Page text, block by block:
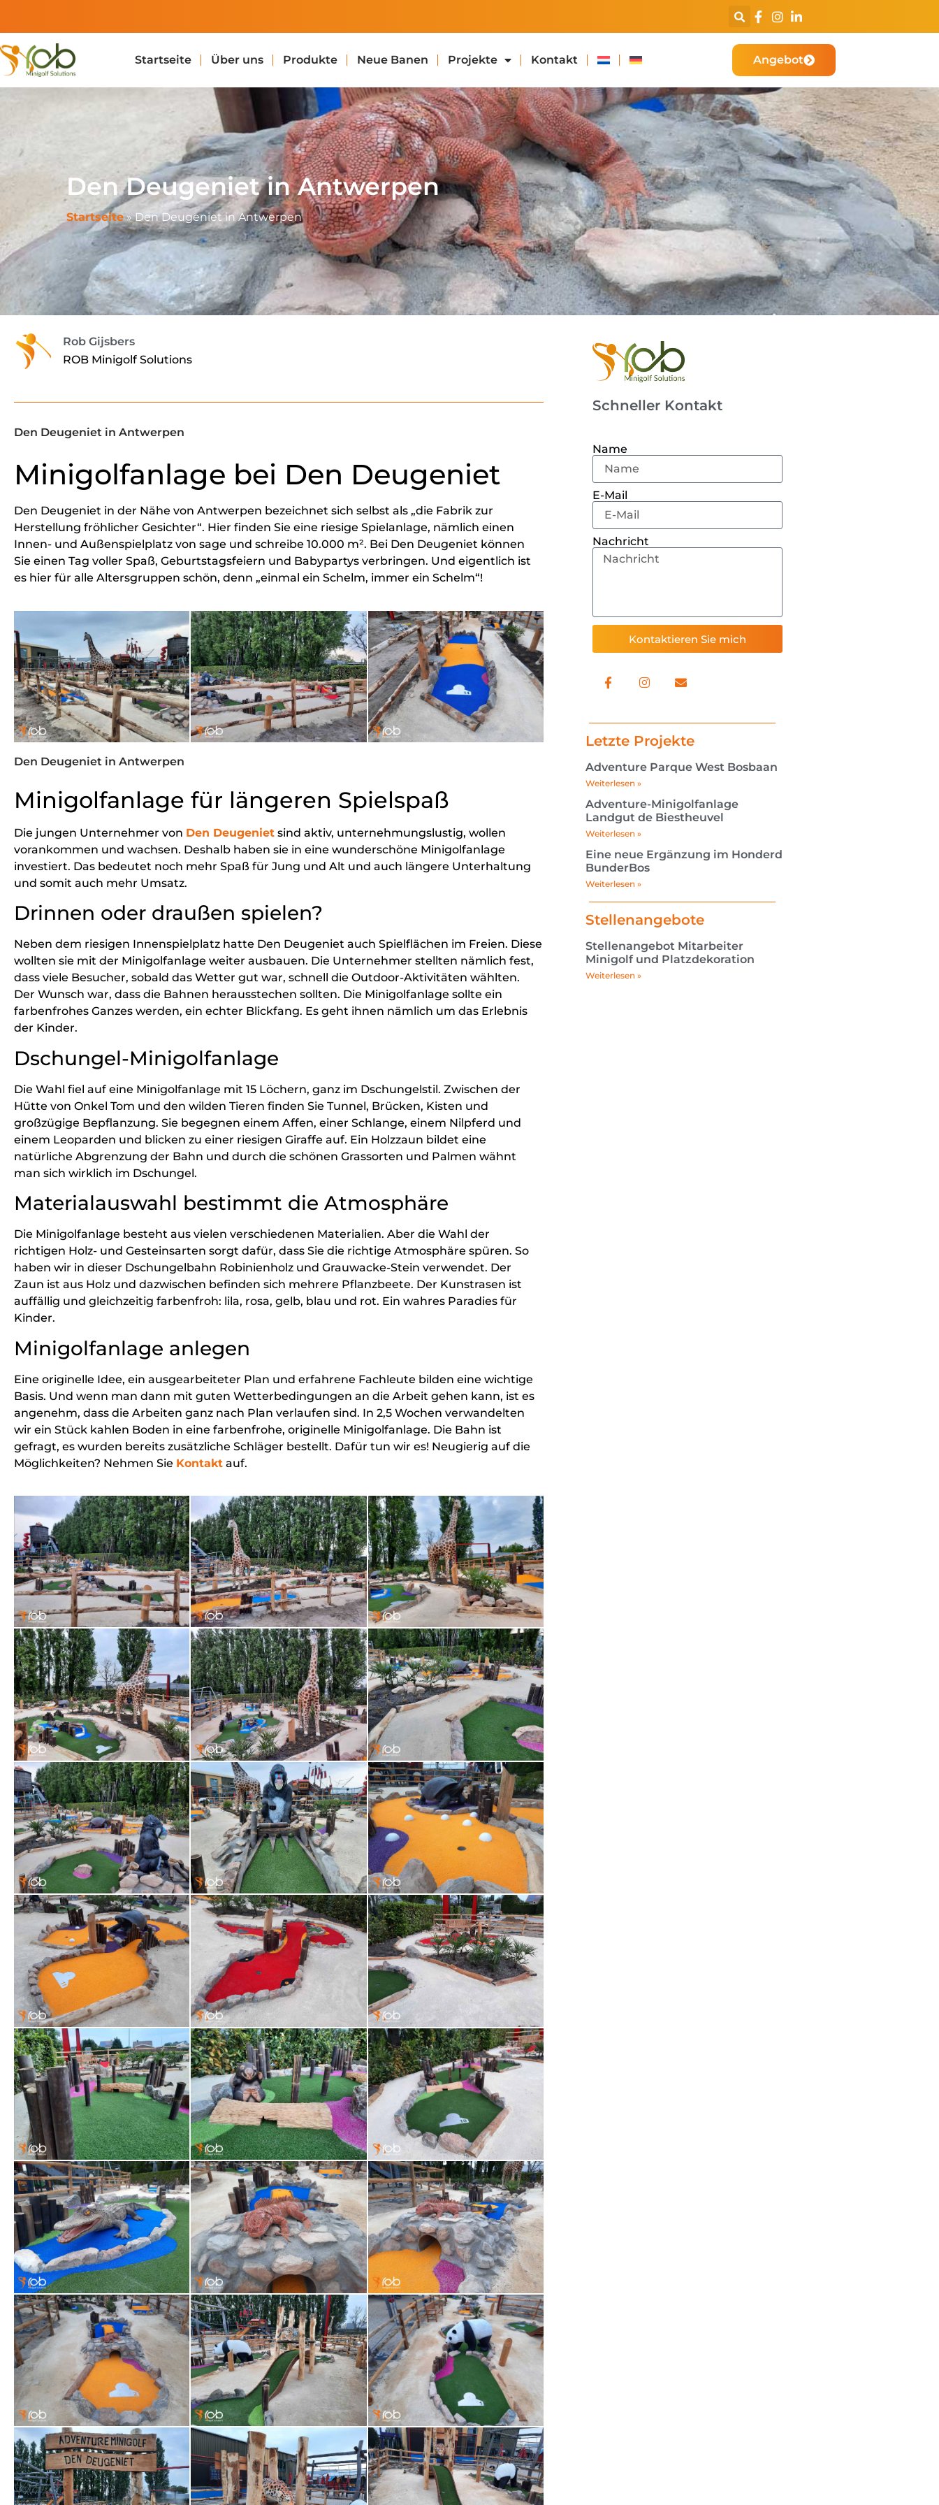
Maßgeschneiderte
Minigolfanlagen
Der führende Minigolf-Anlagenbauer in
den Benelux-Ländern
Startseite Über uns Produkte Neue Banen Projekte Kontakt Angebot
Den Deugeniet in Antwerpen
Startseite»Den Deugeniet in Antwerpen
Rob Gijsbers
ROB Minigolf Solutions
Den Deugeniet in Antwerpen
Minigolfanlage bei Den Deugeniet
Den Deugeniet in der Nähe von Antwerpen bezeichnet sich selbst als „die Fabrik zur
Herstellung fröhlicher Gesichter“. Hier finden Sie eine riesige Spielanlage, nämlich einen
Innen- und Außenspielplatz von sage und schreibe 10.000 m². Bei Den Deugeniet können
Sie einen Tag voller Spaß, Geburtstagsfeiern und Babypartys verbringen. Und eigentlich ist
es hier für alle Altersgruppen schön, denn „einmal ein Schelm, immer ein Schelm“!
Den Deugeniet in Antwerpen
Minigolfanlage für längeren Spielspaß
Die jungen Unternehmer von Den Deugeniet sind aktiv, unternehmungslustig, wollen
vorankommen und wachsen. Deshalb haben sie in eine wunderschöne Minigolfanlage
investiert. Das bedeutet noch mehr Spaß für Jung und Alt und auch längere Unterhaltung
und somit auch mehr Umsatz.
Drinnen oder draußen spielen?
Neben dem riesigen Innenspielplatz hatte Den Deugeniet auch Spielflächen im Freien. Diese
wollten sie mit der Minigolfanlage weiter ausbauen. Die Unternehmer stellten nämlich fest,
dass viele Besucher, sobald das Wetter gut war, schnell die Outdoor-Aktivitäten wählten.
Der Wunsch war, dass die Bahnen herausstechen sollten. Die Minigolfanlage sollte ein
farbenfrohes Ganzes werden, ein echter Blickfang. Es geht ihnen nämlich um das Erlebnis
der Kinder.
Dschungel-Minigolfanlage
Die Wahl fiel auf eine Minigolfanlage mit 15 Löchern, ganz im Dschungelstil. Zwischen der
Hütte von Onkel Tom und den wilden Tieren finden Sie Tunnel, Brücken, Kisten und
großzügige Bepflanzung. Sie begegnen einem Affen, einer Schlange, einem Nilpferd und
einem Leoparden und blicken zu einer riesigen Giraffe auf. Ein Holzzaun bildet eine
natürliche Abgrenzung der Bahn und durch die schönen Grassorten und Palmen wähnt
man sich wirklich im Dschungel.
Materialauswahl bestimmt die Atmosphäre
Die Minigolfanlage besteht aus vielen verschiedenen Materialien. Aber die Wahl der
richtigen Holz- und Gesteinsarten sorgt dafür, dass Sie die richtige Atmosphäre spüren. So
haben wir in dieser Dschungelbahn Robinienholz und Grauwacke-Stein verwendet. Der
Zaun ist aus Holz und dazwischen befinden sich mehrere Pflanzbeete. Der Kunstrasen ist
auffällig und gleichzeitig farbenfroh: lila, rosa, gelb, blau und rot. Ein wahres Paradies für
Kinder.
Minigolfanlage anlegen
Eine originelle Idee, ein ausgearbeiteter Plan und erfahrene Fachleute bilden eine wichtige
Basis. Und wenn man dann mit guten Wetterbedingungen an die Arbeit gehen kann, ist es
angenehm, dass die Arbeiten ganz nach Plan verlaufen sind. In 2,5 Wochen verwandelten
wir ein Stück kahlen Boden in eine farbenfrohe, originelle Minigolfanlage. Die Bahn ist
gefragt, es wurden bereits zusätzliche Schläger bestellt. Dafür tun wir es! Neugierig auf die
Möglichkeiten? Nehmen Sie Kontakt auf.
Schneller Kontakt
Name
E-Mail
Nachricht
Kontaktieren Sie mich
Letzte Projekte
Adventure Parque West Bosbaan
Weiterlesen »
Adventure-Minigolfanlage
Landgut de Biestheuvel
Weiterlesen »
Eine neue Ergänzung im Honderd
BunderBos
Weiterlesen »
Stellenangebote
Stellenangebot Mitarbeiter
Minigolf und Platzdekoration
Weiterlesen »